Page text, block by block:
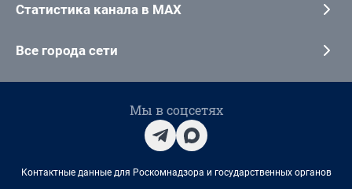
Статистика канала в MAX
Все города сети
Мы в соцсетях
Контактные данные для Роскомнадзора и государственных органов